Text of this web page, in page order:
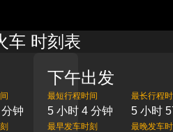
车 时刻表
钟
下午出发
最短行程时间
5 小时 4 分钟
最长行程
5 小时
最早发车时刻 最晚发车